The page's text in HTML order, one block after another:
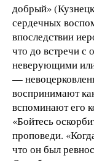
добрый»
сердечных
впоследствии
что до встречи
неверующими
—
воспринимают
вспоминают его
«Бойтесь
проповеди.
что он был